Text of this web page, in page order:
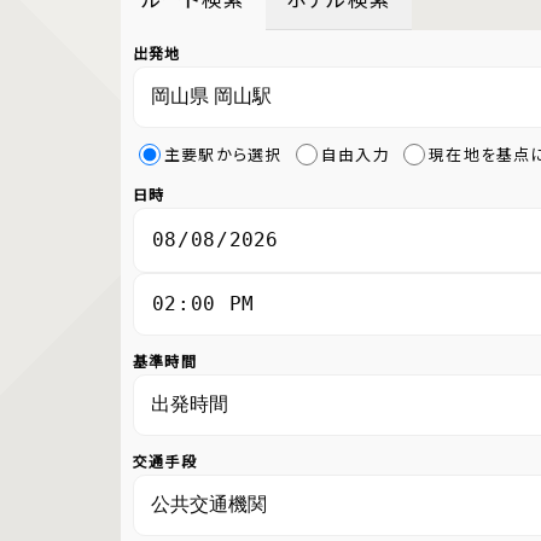
出発地
主要駅から選択 自由入力 現在地を基点
日時
基準時間
交通手段